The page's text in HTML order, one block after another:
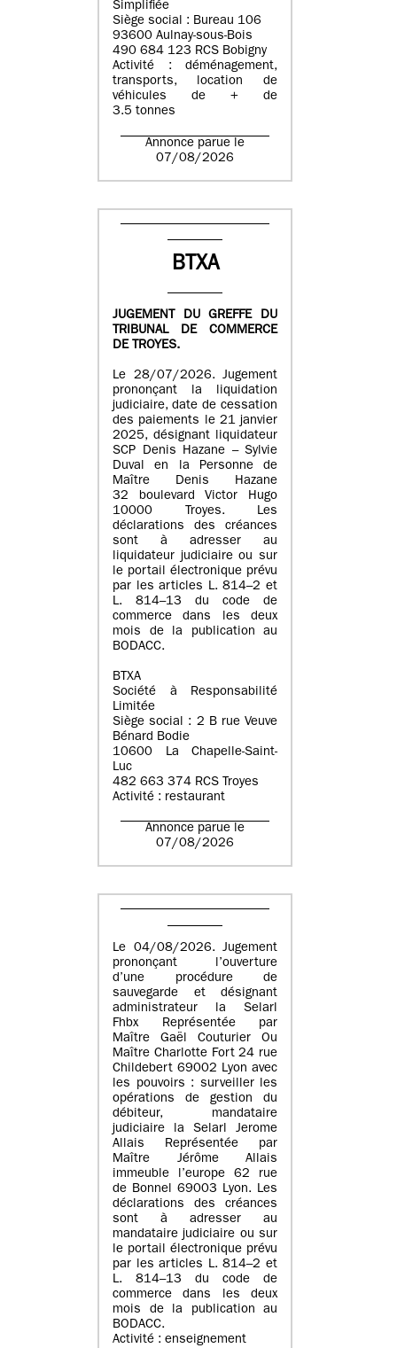
Simplifiée
Siège social : Bureau 106
93600 Aulnay-sous-Bois
490 684 123 RCS Bobigny
Activité : déménagement,
transports, location de
véhicules de + de
3.5 tonnes
Annonce parue le
07/08/2026
BTXA
JUGEMENT DU GREFFE DU
TRIBUNAL DE COMMERCE
DE TROYES.
Le 28/07/2026. Jugement
prononçant la liquidation
judiciaire, date de cessation
des paiements le 21 janvier
2025, désignant liquidateur
SCP Denis Hazane – Sylvie
Duval en la Personne de
Maître Denis Hazane
32 boulevard Victor Hugo
10000 Troyes. Les
déclarations des créances
sont à adresser au
liquidateur judiciaire ou sur
le portail électronique prévu
par les articles L. 814–2 et
L. 814–13 du code de
commerce dans les deux
mois de la publication au
BODACC.
BTXA
Société à Responsabilité
Limitée
Siège social : 2 B rue Veuve
Bénard Bodie
10600 La Chapelle-Saint-
Luc
482 663 374 RCS Troyes
Activité : restaurant
Annonce parue le
07/08/2026
Le 04/08/2026. Jugement
prononçant l’ouverture
d’une procédure de
sauvegarde et désignant
administrateur la Selarl
Fhbx Représentée par
Maître Gaël Couturier Ou
Maître Charlotte Fort 24 rue
Childebert 69002 Lyon avec
les pouvoirs : surveiller les
opérations de gestion du
débiteur, mandataire
judiciaire la Selarl Jerome
Allais Représentée par
Maître Jérôme Allais
immeuble l’europe 62 rue
de Bonnel 69003 Lyon. Les
déclarations des créances
sont à adresser au
mandataire judiciaire ou sur
le portail électronique prévu
par les articles L. 814–2 et
L. 814–13 du code de
commerce dans les deux
mois de la publication au
BODACC.
Activité : enseignement